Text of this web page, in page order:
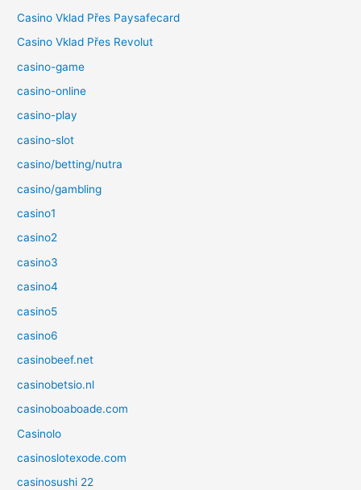
Casino Vklad Přes Paysafecard
Casino Vklad Přes Revolut
casino-game
casino-online
casino-play
casino-slot
casino/betting/nutra
casino/gambling
casino1
casino2
casino3
casino4
casino5
casino6
casinobeef.net
casinobetsio.nl
casinoboaboade.com
Casinolo
casinoslotexode.com
casinosushi 22